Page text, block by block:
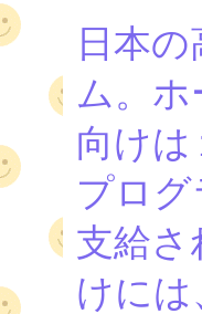
日本
ム。
向け
プロ
支給さ
けに